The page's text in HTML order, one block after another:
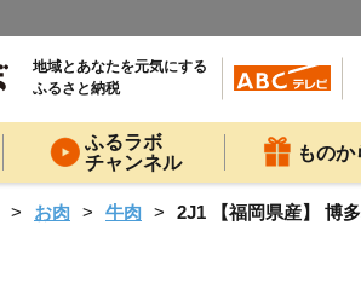
地域とあなたを元気にする
ふるさと納税
ふるラボ
チャンネル
もの
お肉 牛肉 2J1 【福岡県産】 博